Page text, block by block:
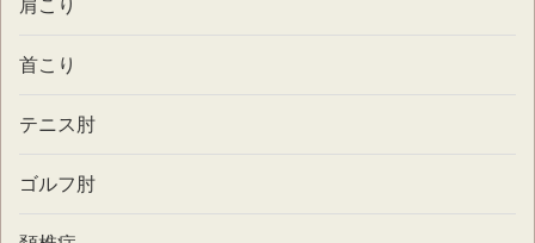
肩こり
首こり
テニス肘
ゴルフ肘